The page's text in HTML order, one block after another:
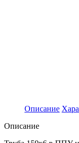
Описание
Описание